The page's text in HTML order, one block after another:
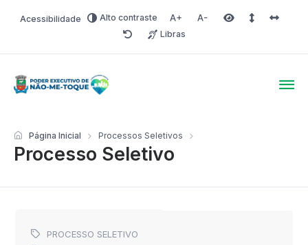
Acessibilidade Alto contraste Aumentar fonte
Diminuir fonteÁrea selecionada
Espaço
RedefinirLibras
Processo Seletivo
Página Inicial Processos Seletivos
PROCESSO SELETIVO